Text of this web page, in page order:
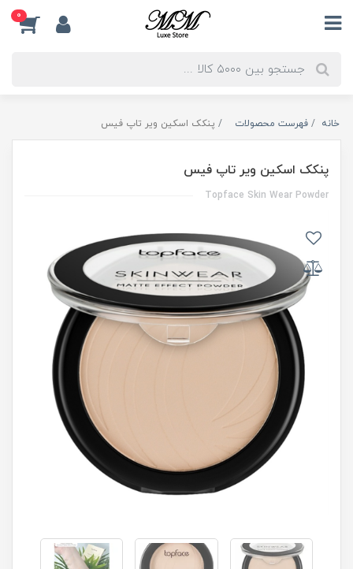
0
خانه فهرست محصولات پنکک اسکین ویر تاپ فیس
پنکک اسکین ویر تاپ فیس
Topface Skin Wear Powder